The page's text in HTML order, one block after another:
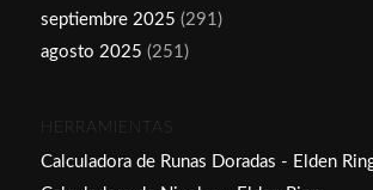
septiembre 2025 (291)
agosto 2025 (251)
HERRAMIENTAS
Calculadora de Runas Doradas - Elden